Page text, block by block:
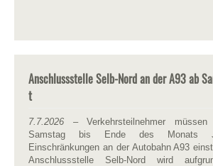
Anschlussstelle Selb-Nord an der A93 ab
t
7.7.2026 – Verkehrsteilnehmer
Samstag bis Ende des Monats
Einschränkungen an der Autobahn A93
Anschlussstelle Selb-Nord wird